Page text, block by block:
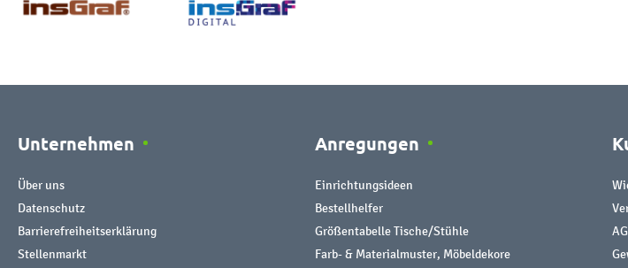
Unternehmen
Über uns
Datenschutz
Barrierefreiheitserklärung
Stellenmarkt
Anregungen
Einrichtungsideen
Bestellhelfer
Größentabelle Tische/Stühle
Farb- & Materialmuster, Möbeldekore